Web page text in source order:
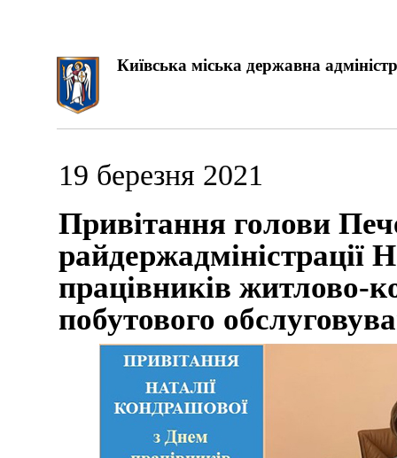
Київська міська державна
19 березня 2021
Привітання голови
райдержадміністрації
працівників житлово-
побутового